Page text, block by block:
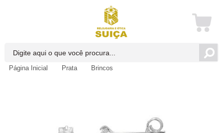
Página Inicial Prata Brincos